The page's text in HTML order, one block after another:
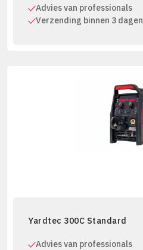
Advies van professionals
Verzending binnen 3 dagen
Yardtec 300C Standard
Advies van professionals